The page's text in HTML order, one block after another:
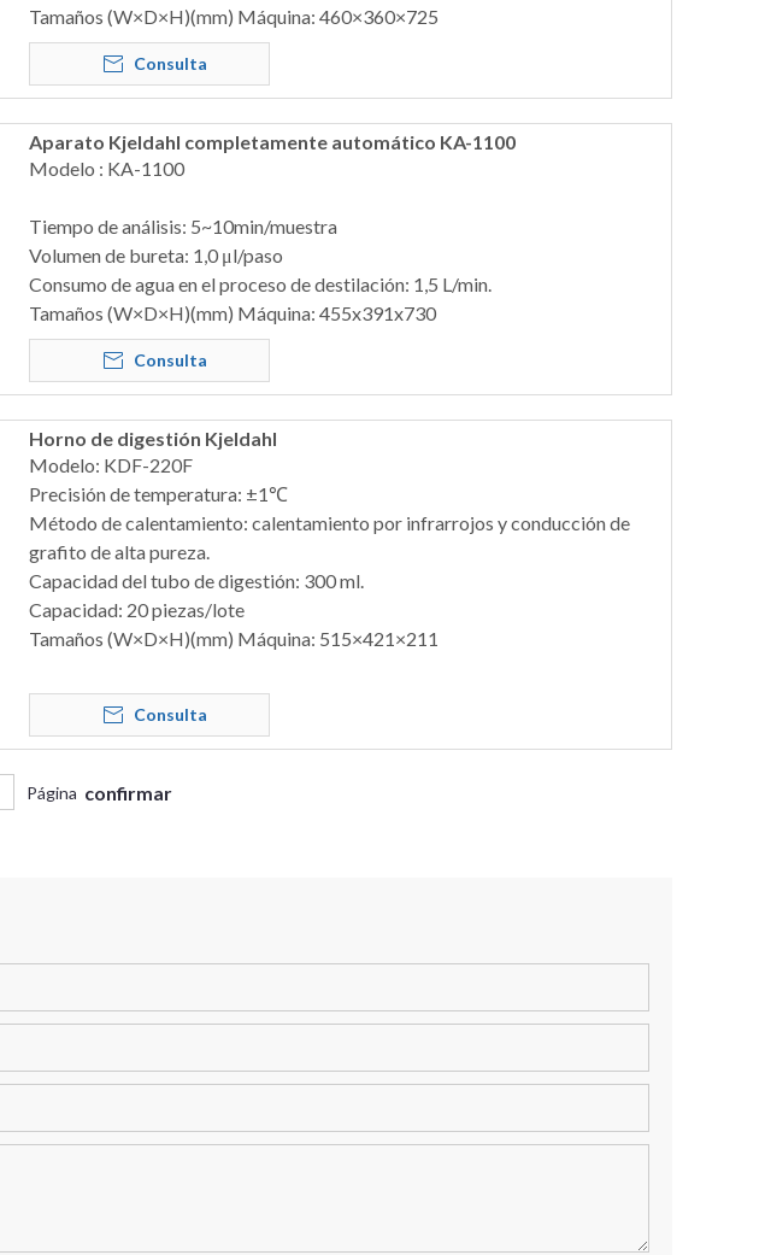
Tamaños (W×D×H)(mm) Máquina: 460×360×725
Consulta
Aparato Kjeldahl completamente automático KA-1100
Modelo : KA-1100
Tiempo de análisis: 5~10min/muestra
Volumen de bureta: 1,0 μl/paso
Consumo de agua en el proceso de destilación: 1,5 L/min.
Tamaños (W×D×H)(mm) Máquina: 455x391x730
Consulta
Horno de digestión Kjeldahl
Modelo: KDF-220F
Precisión de temperatura: ±1℃
Método de calentamiento: calentamiento por infrarrojos y conducción de
grafito de alta pureza.
Capacidad del tubo de digestión: 300 ml.
Capacidad: 20 piezas/lote
Tamaños (W×D×H)(mm) Máquina: 515×421×211
Consulta
Página confirmar